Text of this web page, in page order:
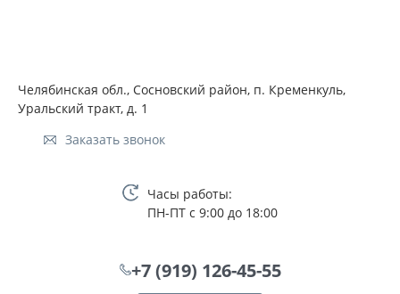
Челябинская обл., Сосновский район, п. Кременкуль,
Уральский тракт, д. 1
Заказать звонок
Часы работы:
ПН-ПТ с 9:00 до 18:00
+7 (919) 126-45-55